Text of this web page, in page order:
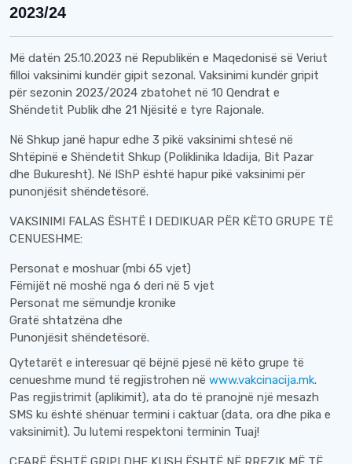
2023/24
Më datën 25.10.2023 në Republikën e Maqedonisë së Veriut
filloi vaksinimi kundër gipit sezonal. Vaksinimi kundër gripit
për sezonin 2023/2024 zbatohet në 10 Qendrat e
Shëndetit Publik dhe 21 Njësitë e tyre Rajonale.
Në Shkup janë hapur edhe 3 pikë vaksinimi shtesë në
Shtëpinë e Shëndetit Shkup (Poliklinika Idadija, Bit Pazar
dhe Bukuresht). Në IShP është hapur pikë vaksinimi për
punonjësit shëndetësorë.
VAKSINIMI FALAS ËSHTË I DEDIKUAR PËR KËTO GRUPE TË
CENUESHME:
Personat e moshuar (mbi 65 vjet)
Fëmijët në moshë nga 6 deri në 5 vjet
Personat me sëmundje kronike
Gratë shtatzëna dhe
Punonjësit shëndetësorë.
Qytetarët e interesuar që bëjnë pjesë në këto grupe të
cenueshme mund të regjistrohen në www.vakcinacija.mk.
Pas regjistrimit (aplikimit), ata do të pranojnë një mesazh
SMS ku është shënuar termini i caktuar (data, ora dhe pika e
vaksinimit). Ju lutemi respektoni terminin Tuaj!